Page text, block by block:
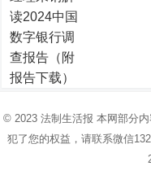
© 2023 法制生活报 本网部分
犯了您的权益，请联系微信